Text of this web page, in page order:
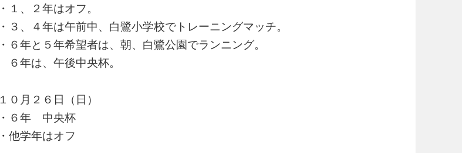
・１、２年はオフ。
・３、４年は午前中、白鷺小学校でトレーニングマッチ。
・６年と５年希望者は、朝、白鷺公園でランニング。
６年は、午後中央杯。
１０月２６日（日）
・６年 中央杯
・他学年はオフ